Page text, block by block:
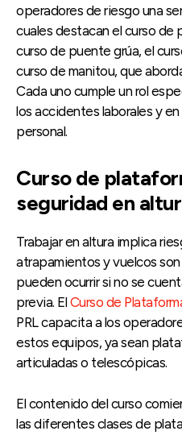
operadores de riesgo una
cuales destacan el curso de
curso de puente grúa, el
curso de manitou, que
Cada uno cumple un rol
los accidentes laborales y
personal.
Curso de
seguridad en
Trabajar en altura implica
atrapamientos y vuelcos
pueden ocurrir si no se
previa. ElCurso de
PRL capacita a los
estos equipos, ya sean
articuladas o telescópicas.
El contenido del curso
las diferentes clases de